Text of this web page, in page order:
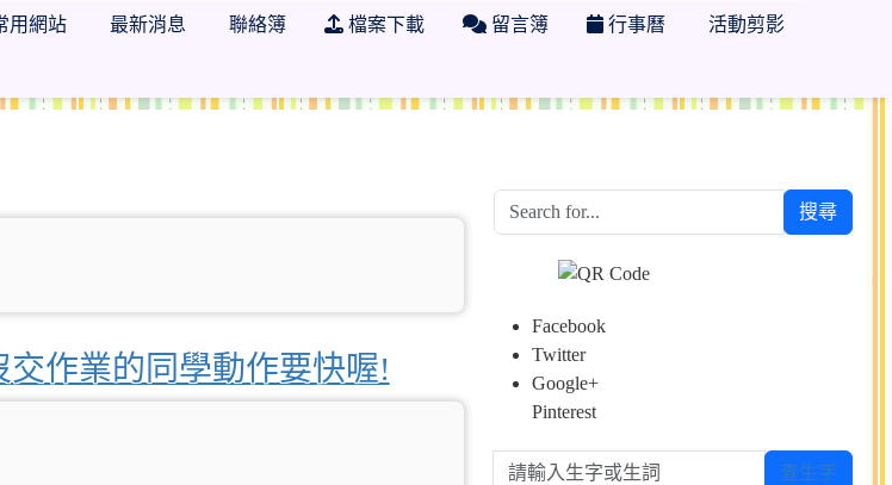
用網站 最新消息 聯絡簿 檔案下載 留言簿 行事曆 活動剪影
作業的同學動作要快喔!
搜尋
Facebook
Twitter
Google+
Pinterest
請輸入生字或生詞 查生字